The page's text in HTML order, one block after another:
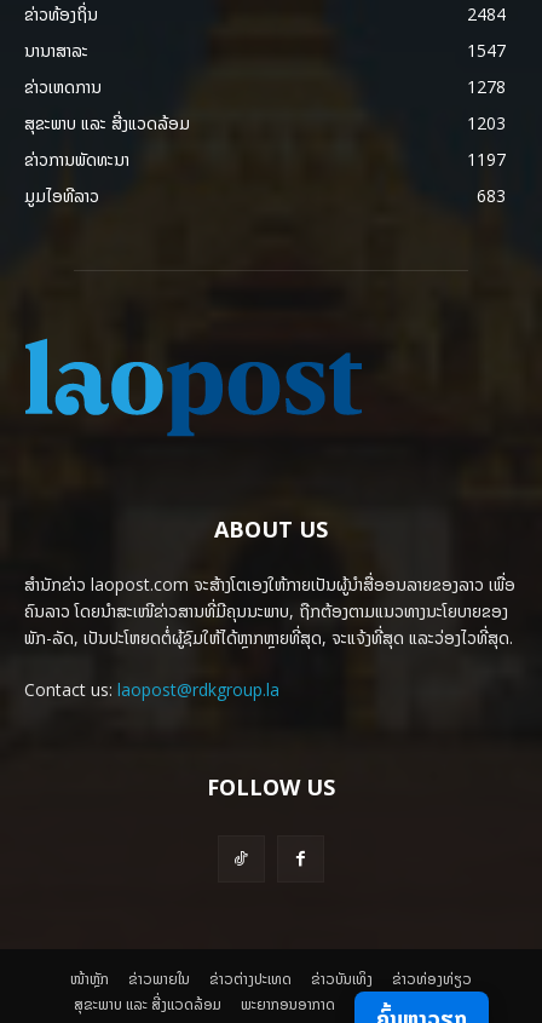
ຂ່າວທ້ອງຖິ່ນ
2484
ນານາສາລະ
1547
ຂ່າວເຫດການ
1278
ສຸຂະພາບ ແລະ ສີ່ງແວດລ້ອມ
1203
ຂ່າວການພັດທະນາ
1197
ມູມໄອທີລາວ
683
ABOUT US
ສຳນັກຂ່າວ laopost.com ຈະສ້າງໂຕເອງໃຫ້ກາຍເປັນຜູ້ນຳສື່ອອນລາຍຂອງລາວ ເພື່ອ
ຄົນລາວ ໂດຍນຳສະເໜີຂ່າວສານທີ່ມີຄຸນນະພາບ, ຖືກຕ້ອງຕາມແນວທາງນະໂຍບາຍຂອງ
ພັກ-ລັດ, ເປັນປະໂຫຍດຕໍ່ຜູ້ຊົມໃຫ້ໄດ້ຫຼາກຫຼາຍທີ່ສຸດ, ຈະແຈ້ງທີ່ສຸດ ແລະວ່ອງໄວທີ່ສຸດ.
Contact us: laopost@rdkgroup.la
FOLLOW US
ໜ້າຫຼັກ ຂ່າວພາຍ​ໃນ ຂ່າວຕ່າງປະເທດ ​ຂ່າວບັນເທິງ
​ຂ່າວທ່ອງທ່ຽວ
ສຸຂະພາບ ແລະ ສີ່ງແວດລ້ອມ
ພະຍາກອນອາກາດ